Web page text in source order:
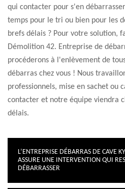
qui contacter pour s'en
temps pour le tri ou bien pour les
brefs délais ? Pour votre solution,
Démolition 42. Entreprise de
procéderons à l'enlèvement de
débarras chez vous ! Nous
professionnels, mise en sachet ou
contacter et notre équipe viendra
délais.
L’ENTREPRISE DÉBARRAS DE CAVE
ASSURE UNE INTERVENTION QUI
DÉBARRASSER